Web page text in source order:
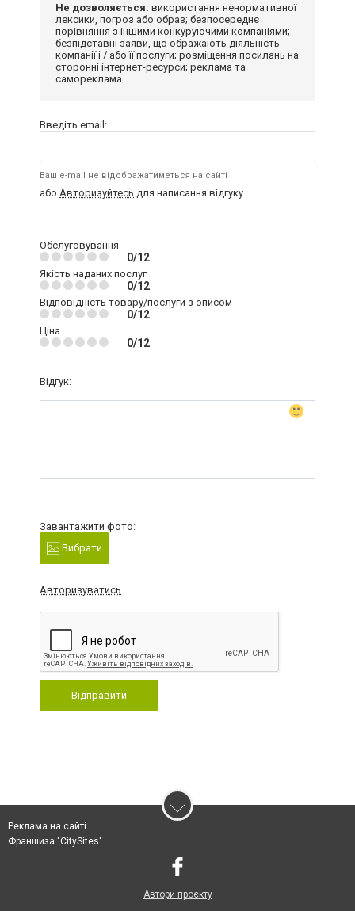
Не дозволяється: використання ненормативної
лексики, погроз або образ; безпосереднє
порівняння з іншими конкуруючими компаніями;
безпідставні заяви, що ображають діяльність
компанії і / або її послуги; розміщення посилань на
сторонні інтернет-ресурси; реклама та
самореклама.
Введіть email:
Ваш e-mail не відображатиметься на сайті
або Авторизуйтесь для написання відгуку
Обслуговування
0/12
Якість наданих послуг
0/12
Відповідність товару/послуги з описом
0/12
Ціна
0/12
Відгук:
Завантажити фото:
Вибрати
Авторизуватись
Відправити
Реклама на сайті
Франшиза "CitySites"
Автори проєкту